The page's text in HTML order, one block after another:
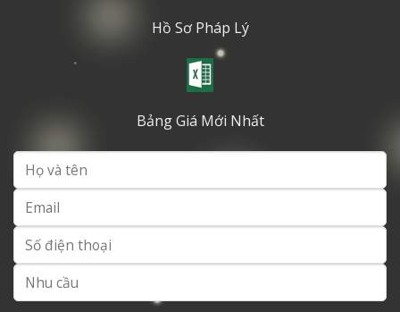
Hồ Sơ Pháp Lý
Bảng Giá Mới Nhất